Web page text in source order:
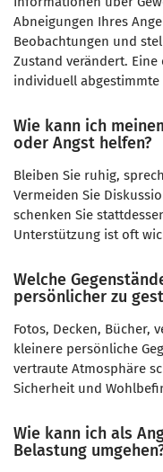
Abneigungen Ihres
Beobachtungen und
Zustand verändert.
individuell abgestimmte
Wie kann ich
oder Angst helfen?
Bleiben Sie ruhig,
Vermeiden Sie
schenken Sie
Unterstützung ist oft
Welche
persönlicher zu
Fotos, Decken, Bücher,
kleinere persönliche
vertraute Atmosphäre
Sicherheit und
Wie kann ich als
Belastung